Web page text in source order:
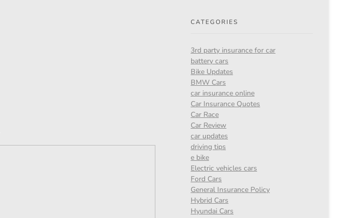
CATEGORIES
3rd party insurance for car
battery cars
Bike Updates
BMW Cars
car insurance online
Car Insurance Quotes
Car Race
Car Review
car updates
driving tips
e bike
Electric vehicles cars
Ford Cars
General Insurance Policy
Hybrid Cars
Hyundai Cars